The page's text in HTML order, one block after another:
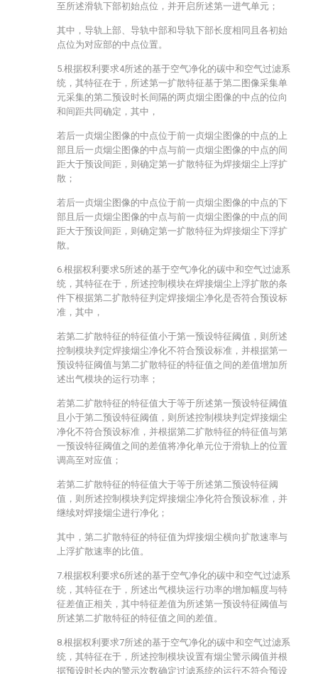
至所述滑轨下部初始点位，并开启所述第一进气单元；
其中，导轨上部、导轨中部和导轨下部长度相同且各初始
点位为对应部的中点位置。
5.根据权利要求4所述的基于空气净化的碳中和空气过滤系
统，其特征在于，所述第一扩散特征基于第二图像采集单
元采集的第二预设时长间隔的两贞烟尘图像的中点的位向
和间距共同确定，其中，
若后一贞烟尘图像的中点位于前一贞烟尘图像的中点的上
部且后一贞烟尘图像的中点与前一贞烟尘图像的中点的间
距大于预设间距，则确定第一扩散特征为焊接烟尘上浮扩
散；
若后一贞烟尘图像的中点位于前一贞烟尘图像的中点的下
部且后一贞烟尘图像的中点与前一贞烟尘图像的中点的间
距大于预设间距，则确定第一扩散特征为焊接烟尘下浮扩
散。
6.根据权利要求5所述的基于空气净化的碳中和空气过滤系
统，其特征在于，所述控制模块在焊接烟尘上浮扩散的条
件下根据第二扩散特征判定焊接烟尘净化是否符合预设标
准，其中，
若第二扩散特征的特征值小于第一预设特征阈值，则所述
控制模块判定焊接烟尘净化不符合预设标准，并根据第一
预设特征阈值与第二扩散特征的特征值之间的差值增加所
述出气模块的运行功率；
若第二扩散特征的特征值大于等于所述第一预设特征阈值
且小于第二预设特征阈值，则所述控制模块判定焊接烟尘
净化不符合预设标准，并根据第二扩散特征的特征值与第
一预设特征阈值之间的差值将净化单元位于滑轨上的位置
调高至对应值；
若第二扩散特征的特征值大于等于所述第二预设特征阈
值，则所述控制模块判定焊接烟尘净化符合预设标准，并
继续对焊接烟尘进行净化；
其中，第二扩散特征的特征值为焊接烟尘横向扩散速率与
上浮扩散速率的比值。
7.根据权利要求6所述的基于空气净化的碳中和空气过滤系
统，其特征在于，所述出气模块运行功率的增加幅度与特
征差值正相关，其中特征差值为所述第一预设特征阈值与
所述第二扩散特征的特征值之间的差值。
8.根据权利要求7所述的基于空气净化的碳中和空气过滤系
统，其特征在于，所述控制模块设置有烟尘警示阈值并根
据预设时长内的警示次数确定过滤系统的运行不符合预设